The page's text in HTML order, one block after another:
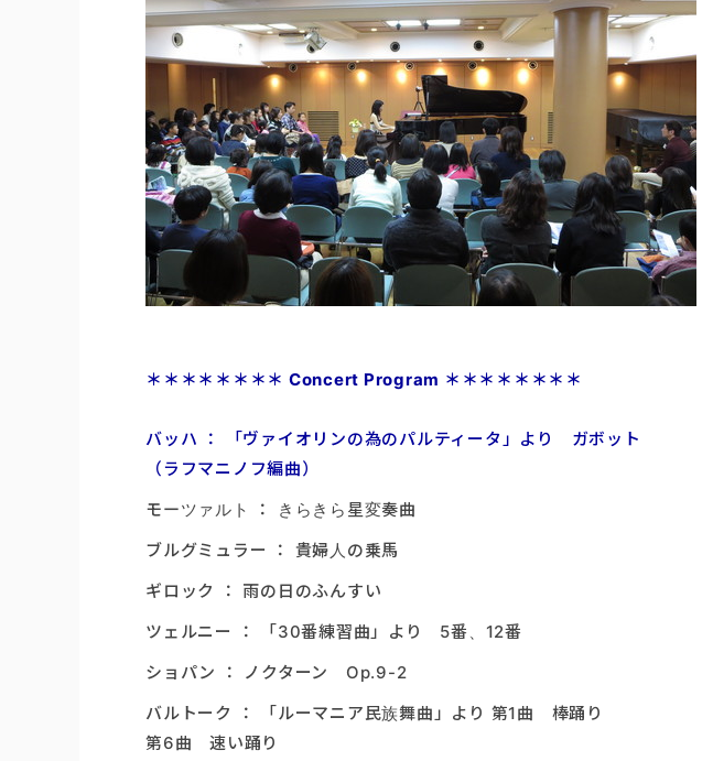
＊＊ ＊＊ ＊＊ ＊＊ Concert Program ＊＊＊＊＊＊＊＊
バッハ ： 「ヴァイオリンの為のパルティータ」より ガボット
（ラフマニノフ編曲）
モーツァルト ： きらきら星変奏曲
ブルグミュラー ： 貴婦人の乗馬
ギロック ： 雨の日のふんすい
ツェルニー ： 「30番練習曲」より 5番、12番
ショパン ： ノクターン Op.9-2
バルトーク ： 「ルーマニア民族舞曲」より 第1曲 棒踊り
第6曲 速い踊り